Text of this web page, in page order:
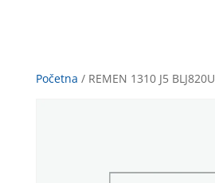
Početna / REMEN 1310 J5